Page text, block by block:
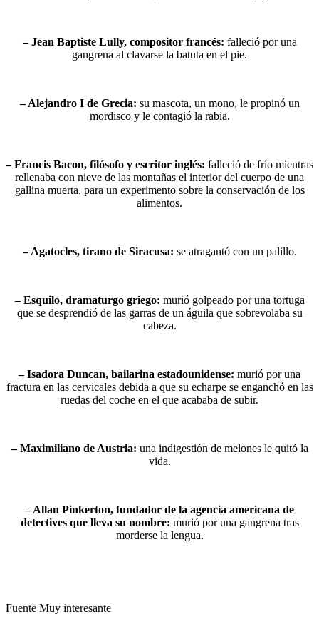
– Jean Baptiste Lully, compositor francés: falleció por una
gangrena al clavarse la batuta en el pie.
– Alejandro I de Grecia: su mascota, un mono, le propinó un
mordisco y le contagió la rabia.
– Francis Bacon, filósofo y escritor inglés: falleció de frío mientras
rellenaba con nieve de las montañas el interior del cuerpo de una
gallina muerta, para un experimento sobre la conservación de los
alimentos.
– Agatocles, tirano de Siracusa: se atragantó con un palillo.
– Esquilo, dramaturgo griego: murió golpeado por una tortuga
que se desprendió de las garras de un águila que sobrevolaba su
cabeza.
– Isadora Duncan, bailarina estadounidense: murió por una
fractura en las cervicales debida a que su echarpe se enganchó en las
ruedas del coche en el que acababa de subir.
– Maximiliano de Austria: una indigestión de melones le quitó la
vida.
– Allan Pinkerton, fundador de la agencia americana de
detectives que lleva su nombre: murió por una gangrena tras
morderse la lengua.
Fuente Muy interesante